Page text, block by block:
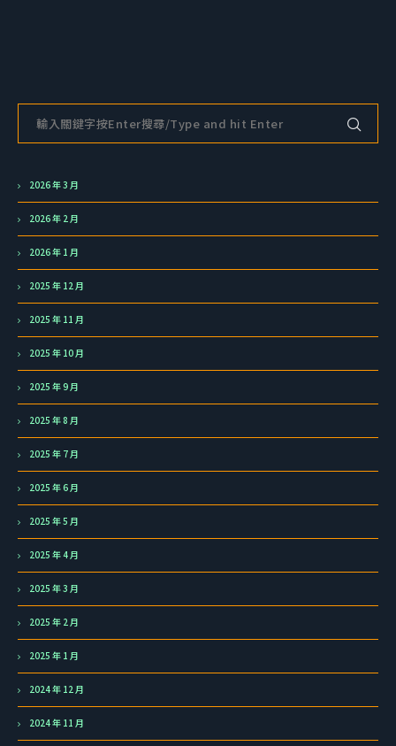
2026 年 3 月
2026 年 2 月
2026 年 1 月
2025 年 12 月
2025 年 11 月
2025 年 10 月
2025 年 9 月
2025 年 8 月
2025 年 7 月
2025 年 6 月
2025 年 5 月
2025 年 4 月
2025 年 3 月
2025 年 2 月
2025 年 1 月
2024 年 12 月
2024 年 11 月